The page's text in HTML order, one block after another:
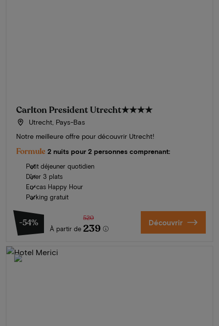
Carlton President Utrecht★★★★
Utrecht, Pays-Bas
Notre meilleure offre pour découvrir Utrecht!
Formule 2 nuits pour 2 personnes comprenant:
Petit déjeuner quotidien
Dîner 3 plats
En-cas Happy Hour
Parking gratuit
-54%
À partir de
520
239 Découvrir